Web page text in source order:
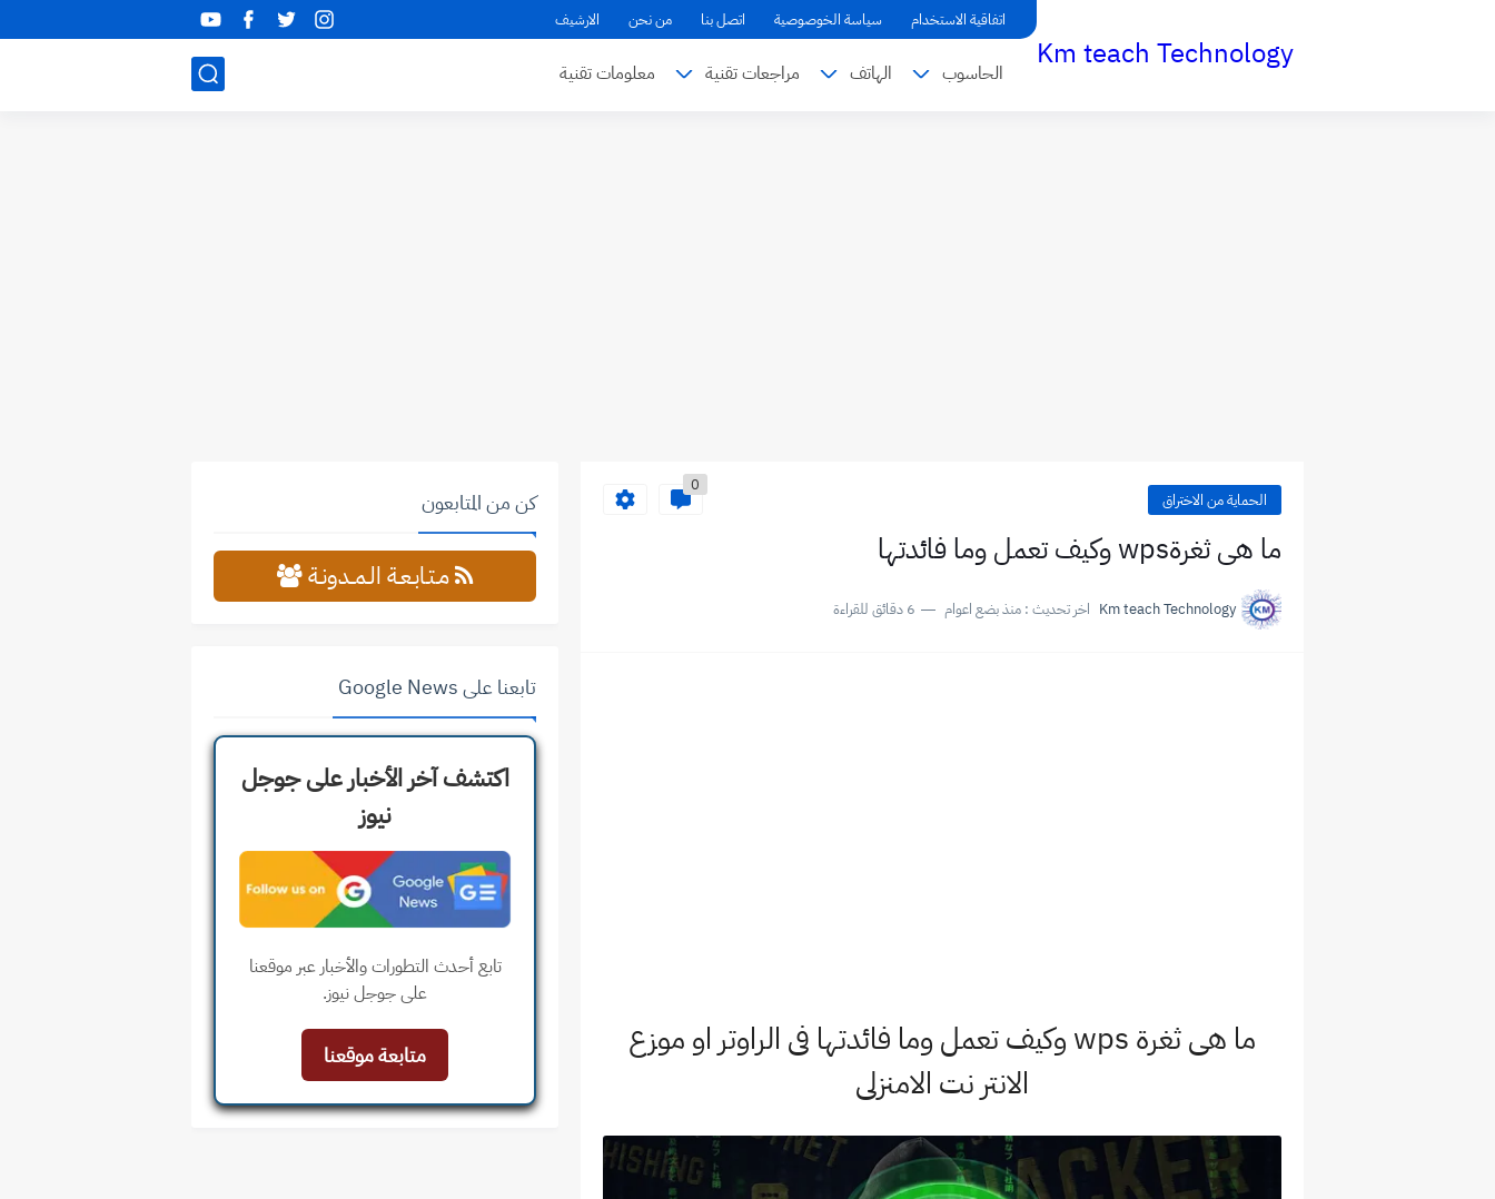
اتفاقية الاستخدام سياسة الخوصوصية اتصل بنا من نحن الارشيف
Km teach Technology الحاسوب الهاتف مراجعات تقنية معلومات تقنية
الحماية من الاختراق
0
ما هى ثغرةwps وكيف تعمل وما فائدتها
Km teach Technology اخر تحديث : منذ بضع اعوام 6 دقائق للقراءة
ما هى ثغرة wps وكيف تعمل وما فائدتها فى الراوتر او موزع
الانتر نت الامنزلى
كن من المتابعون
مـتـابـعـة الـمــدونـة
تابعنا على Google News
اكتشف آخر الأخبار على جوجل
نيوز
تابع أحدث التطورات والأخبار عبر موقعنا
على جوجل نيوز.
متابعة موقعنا